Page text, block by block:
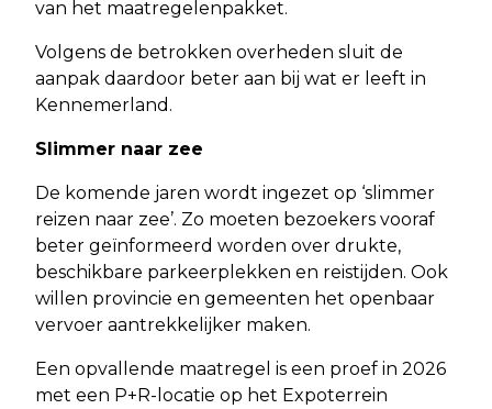
van het maatregelenpakket.
Volgens de betrokken overheden sluit de
aanpak daardoor beter aan bij wat er leeft in
Kennemerland.
Slimmer naar zee
De komende jaren wordt ingezet op ‘slimmer
reizen naar zee’. Zo moeten bezoekers vooraf
beter geïnformeerd worden over drukte,
beschikbare parkeerplekken en reistijden. Ook
willen provincie en gemeenten het openbaar
vervoer aantrekkelijker maken.
Een opvallende maatregel is een proef in 2026
met een P+R-locatie op het Expoterrein